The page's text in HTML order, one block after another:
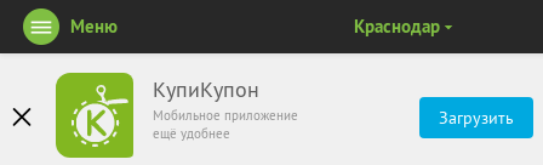
КупиКупон
Мобильное приложение
ещё удобнее
Загрузить
Меню Краснодар